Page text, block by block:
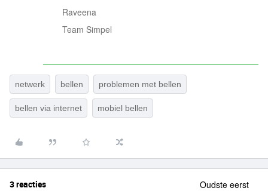
Raveena
Team Simpel
netwerk bellen problemen met bellen
bellen via internet mobiel bellen
3 reacties Oudste eerst